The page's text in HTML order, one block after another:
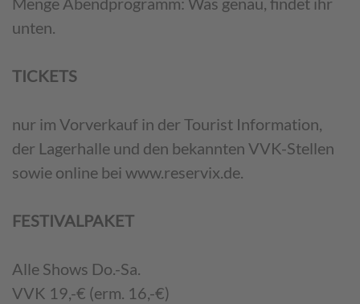
unten.
TICKETS
nur im Vorverkauf in der Tourist Information,
der Lagerhalle und den bekannten VVK-Stellen
sowie online bei www.reservix.de.
FESTIVALPAKET
Alle Shows Do.-Sa.
VVK 19,-€ (erm. 16,-€)